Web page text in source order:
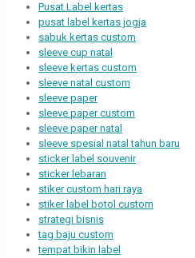
Pusat Label kertas
pusat label kertas jogja
sabuk kertas custom
sleeve cup natal
sleeve kertas custom
sleeve natal custom
sleeve paper
sleeve paper custom
sleeve paper natal
sleeve spesial natal tahun baru
sticker label souvenir
sticker lebaran
stiker custom hari raya
stiker label botol custom
strategi bisnis
tag baju custom
tempat bikin label